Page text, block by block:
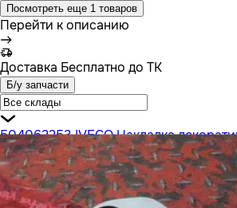
Посмотреть еще 1 товаров
Перейти к описанию
Доставка Бесплатно до ТК
Б/у запчасти
504062253 IVECO Накладка